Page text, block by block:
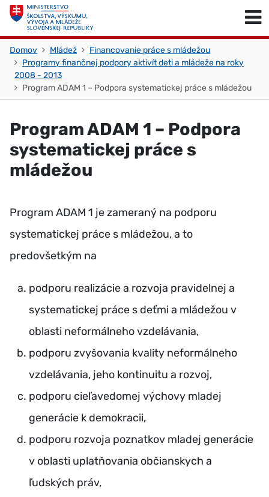
Skočiť na obsah
Domov Mládež
Financovanie práce s mládežou
Programy finančnej podpory aktivít deti a mládeže na roky
2008 - 2013
Program ADAM 1 – Podpora systematickej práce s mládežou
Program ADAM 1 – Podpora
systematickej práce s
mládežou
Program ADAM 1 je zameraný na podporu
systematickej práce s mládežou, a to
predovšetkým na
podporu realizácie a rozvoja pravidelnej a
systematickej práce s deťmi a mládežou v
oblasti neformálneho vzdelávania,
podporu zvyšovania kvality neformálneho
vzdelávania, jeho kontinuitu a rozvoj,
podporu cieľavedomej výchovy mladej
generácie k demokracii,
podporu rozvoja poznatkov mladej generácie
v oblasti uplatňovania občianskych a
ľudských práv,
Skočiť na začiatok stránky